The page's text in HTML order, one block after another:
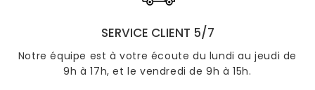
SERVICE CLIENT 5/7
Notre équipe est à votre écoute du lundi au jeudi de
9h à 17h, et le vendredi de 9h à 15h.